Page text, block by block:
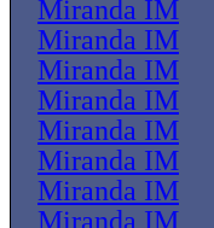
Miranda IM
Miranda IM
Miranda IM
Miranda IM
Miranda IM
Miranda IM
Miranda IM
Miranda IM